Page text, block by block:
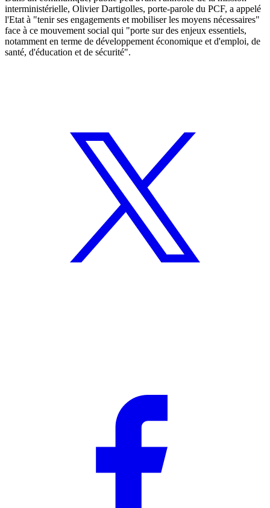
interministérielle, Olivier Dartigolles, porte-parole du PCF, a appelé
l'Etat à "tenir ses engagements et mobiliser les moyens nécessaires"
face à ce mouvement social qui "porte sur des enjeux essentiels,
notamment en terme de développement économique et d'emploi, de
santé, d'éducation et de sécurité".